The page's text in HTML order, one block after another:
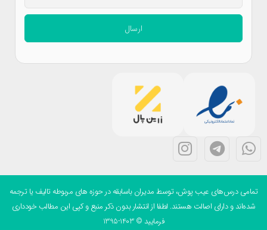
ارسال
درس‌های عیب پوش، توسط مدیران باسابقه در حوزه های مربوطه تالیف یا ترجمه
و دارای اصالت هستند. لطفا از انتشار بدون ذکر منبع و کپی این مطالب خودداری
فرمایید © 1403-1395